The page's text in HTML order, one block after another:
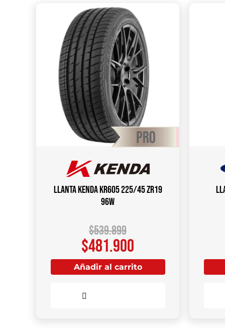
Llanta KENDA KR605 225/45 ZR19
96W
$539.899
$481.900
Añadir al carrito